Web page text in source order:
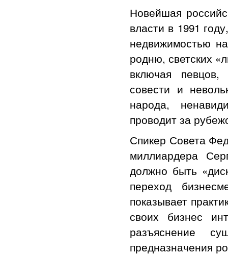
Новейшая
власти в 1991
недвижимостью
родню, светских
включая
совести и
народа,
проводит за
Спикер Совета
миллиардера
должно быть
переход
показывает
своих бизнес
разъяснение
предназначения